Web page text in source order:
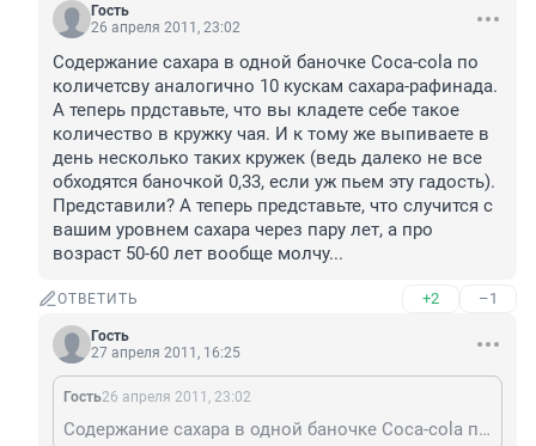
Гость
26 апреля 2011, 23:02
Содержание сахара в одной баночке Coca-cola по
количетсву аналогично 10 кускам сахара-рафинада.
А теперь прдставьте, что вы кладете себе такое
количество в кружку чая. И к тому же выпиваете в
день несколько таких кружек (ведь далеко не все
обходятся баночкой 0,33, если уж пьем эту гадость).
Представили? А теперь представьте, что случится с
вашим уровнем сахара через пару лет, а про
возраст 50-60 лет вообще молчу...
ОТВЕТИТЬ +2 –1
Гость
27 апреля 2011, 16:25
Гость26 апреля 2011, 23:02
Содержание сахара в одной баночке Coca-cola по количетсву аналогично 10 кускам сахара-рафинада. А теперь прдставьте, что вы кладете себе такое количество в кружку чая. И к тому же выпиваете в день несколько таких кружек (ведь далеко не все обходятся баночкой 0,33, если уж пьем эту гадость). Представили? А теперь представьте, что случится с вашим уровнем сахара через пару лет, а про возраст 50-60 лет вообще молчу...